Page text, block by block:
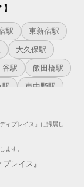
駅
東新宿駅
大久保駅
谷駅
飯田橋駅
駅
東中野駅
駅
目黒駅
トウェイ駅
駅
目白駅
ィプレイス」に帰属し
ます。
プレイス』